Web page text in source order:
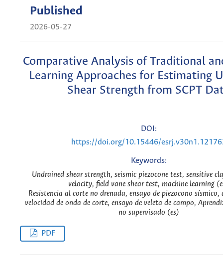
Published
2026-05-27
Comparative Analysis of Traditional
Learning Approaches for Estimating
Shear Strength from SCPT
DOI:
https://doi.org/10.15446/
Keywords:
Undrained shear strength, seismic piezocone test, sensitive
velocity, field vane shear test, machine learning
Resistencia al corte no drenada, ensayo de piezocono sísmico,
velocidad de onda de corte, ensayo de veleta de campo,
no supervisado (es)
PDF